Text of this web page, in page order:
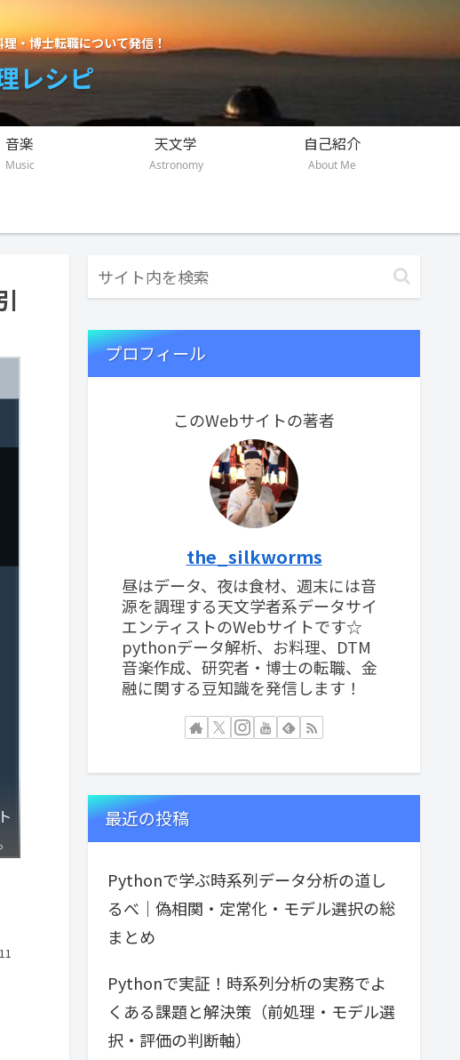
・博士転職について発信！
レシピ
音楽
Music
天文学
Astronomy
自己紹介
About Me
プロフィール
このWebサイトの著者
the_silkworms
昼はデータ、夜は食材、週末には音
源を調理する天文学者系データサイ
エンティストのWebサイトです☆
pythonデータ解析、お料理、DTM
音楽作成、研究者・博士の転職、金
融に関する豆知識を発信します！
最近の投稿
Pythonで学ぶ時系列データ分析の道し
るべ｜偽相関・定常化・モデル選択の総
まとめ
Pythonで実証！時系列分析の実務でよ
くある課題と解決策（前処理・モデル選
択・評価の判断軸）